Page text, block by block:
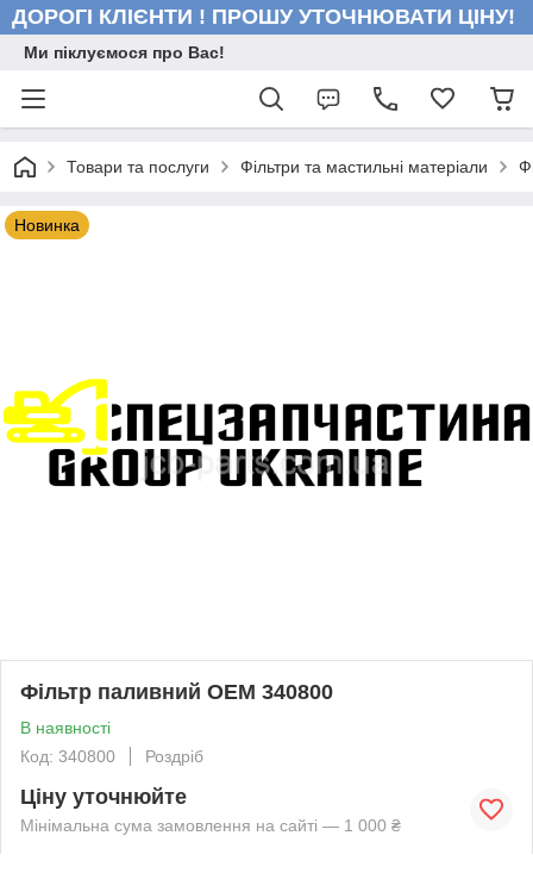
ДОРОГІ КЛІЄНТИ ! ПРОШУ УТОЧНЮВАТИ ЦІНУ!
Ми піклуємося про Вас!
Товари та послуги Фільтри та мастильні матеріали
Новинка
Фільтр паливний OEM 340800
В наявності
Код: 340800
Роздріб
Ціну уточнюйте
Мінімальна сума замовлення на сайті — 1 000 ₴